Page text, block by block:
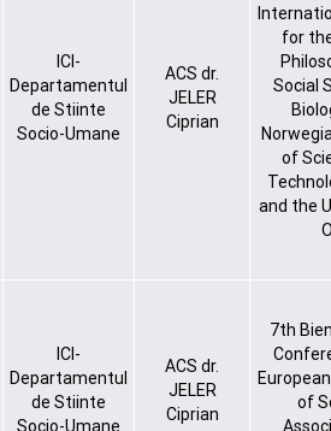
ICI-
Departamentul
de Stiinte
Socio-Umane
ACS dr.
JELER
Ciprian
for
Social
of
and the
ICI-
Departamentul
de Stiinte
Socio-Umane
ACS dr.
JELER
Ciprian
7th
of